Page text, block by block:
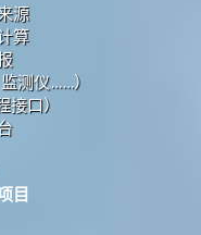
源
算
测仪……）
口）
目